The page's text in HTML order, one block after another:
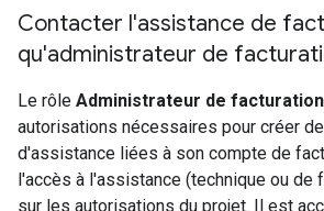
Contacter l'assistance de
qu'administrateur de
Le rôle Administrateur de facturation
autorisations nécessaires pour créer
d'assistance liées à son compte de
l'accès à l'assistance (technique ou de
sur les autorisations du projet. Il est